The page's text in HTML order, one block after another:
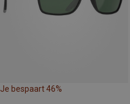
Je bespaart 46%